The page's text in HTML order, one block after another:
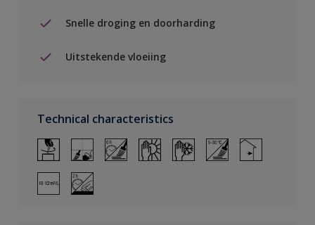
Snelle droging en doorharding
Uitstekende vloeiing
Technical characteristics